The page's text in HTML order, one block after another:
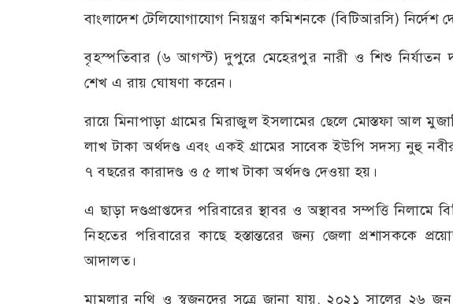
বাংলাদেশ টেলিযোগাযোগ নিয়ন্ত্রণ কমিশনকে (বিটিআরসি) নির্দেশ
বৃহস্পতিবার (৬ আগস্ট) দুপুরে মেহেরপুর নারী ও শিশু নির্যাতন
শেখ এ রায় ঘোষণা করেন।
রায়ে মিনাপাড়া গ্রামের মিরাজুল ইসলামের ছেলে মোস্তফা আল
লাখ টাকা অর্থদণ্ড এবং একই গ্রামের সাবেক ইউপি সদস্য নুহু
৭ বছরের কারাদণ্ড ও ৫ লাখ টাকা অর্থদণ্ড দেওয়া হয়।
এ ছাড়া দণ্ডপ্রাপ্তদের পরিবারের স্থাবর ও অস্থাবর সম্পত্তি
নিহতের পরিবারের কাছে হস্তান্তরের জন্য জেলা প্রশাসককে
আদালত।
মামলার নথি ও স্বজনদের সূত্রে জানা যায়, ২০২১ সালের ২৬